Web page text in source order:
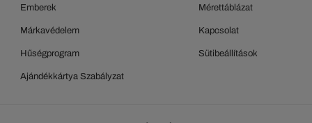
Emberek
Márkavédelem
Hűségprogram
Ajándékkártya Szabályzat
Mérettáblázat
Kapcsolat
Sütibeállítások